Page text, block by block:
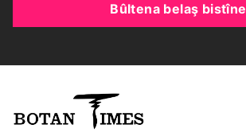
Bûltena belaş bistîne